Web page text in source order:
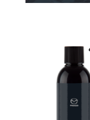
Incrementa
nuestros
seguridad y